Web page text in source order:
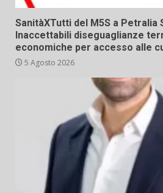
SanitàXTutti del M5S a Petralia
Inaccettabili diseguaglianze
economiche per accesso alle
5 Agosto 2026